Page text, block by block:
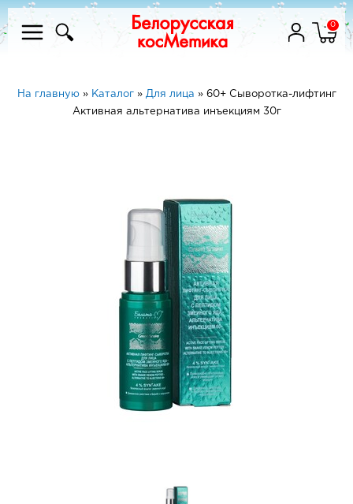
0
На главную» Каталог» Для лица » 60+ Сыворотка-лифтинг
Активная альтернатива инъекциям 30г